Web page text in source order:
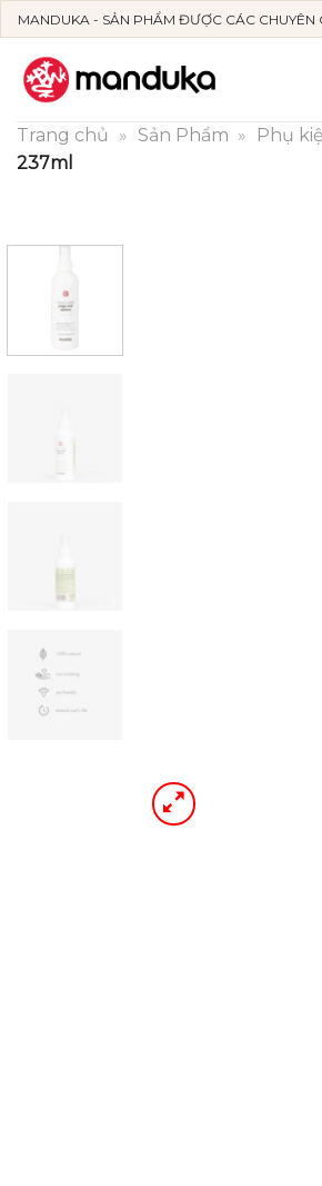
Skip
to
content
MANDUKA - SẢN PHẨM ĐƯỢC CÁC CHUYÊN
Trang chủ » Sản Phẩm » Phụ
237ml